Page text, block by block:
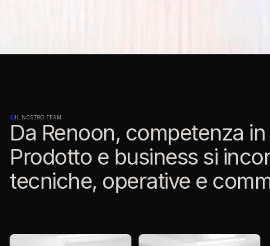
IL NOSTRO TEAM
Da Renoon, competenza
Prodotto e business si
tecniche, operative e